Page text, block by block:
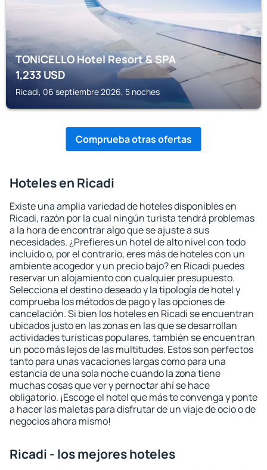
TONICELLO Hotel Resort & SPA
1,233USD
Ricadi, 06 septiembre 2026, 5 noches
Comprueba otras ofertas
Hoteles en Ricadi
Existe una amplia variedad de hoteles disponibles en
Ricadi, razón por la cual ningún turista tendrá problemas
a la hora de encontrar algo que se ajuste a sus
necesidades. ¿Prefieres un hotel de alto nivel con todo
incluido o, por el contrario, eres más de hoteles con un
ambiente acogedor y un precio bajo? en Ricadi puedes
reservar un alojamiento con cualquier presupuesto.
Selecciona el destino deseado y la tipología de hotel y
comprueba los métodos de pago y las opciones de
cancelación. Si bien los hoteles en Ricadi se encuentran
ubicados justo en las zonas en las que se desarrollan
actividades turísticas populares, también se encuentran
un poco más lejos de las multitudes. Estos son perfectos
tanto para unas vacaciones largas como para una
estancia de una sola noche cuando la zona tiene
muchas cosas que ver y pernoctar ahí se hace
obligatorio. ¡Escoge el hotel que más te convenga y ponte
a hacer las maletas para disfrutar de un viaje de ocio o de
negocios ahora mismo!
Ricadi - los mejores hoteles